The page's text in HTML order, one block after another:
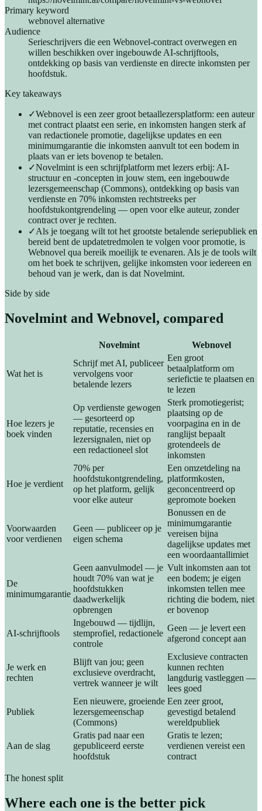
Primary keyword
webnovel alternative
Audience
Serieschrijvers die een Webnovel-contract overwegen en
willen beschikken over ingebouwde AI-schrijftools,
ontdekking op basis van verdienste en directe inkomsten per
hoofdstuk.
Key takeaways
✓Webnovel is een zeer groot betaallezersplatform: een auteur
met contract plaatst een serie, en inkomsten hangen sterk af
van redactionele promotie, dagelijkse updates en een
minimumgarantie die inkomsten aanvult tot een bodem in
plaats van er iets bovenop te betalen.
✓Novelmint is een schrijfplatform met lezers erbij: AI-
structuur en -concepten in jouw stem, een ingebouwde
lezersgemeenschap (Commons), ontdekking op basis van
verdienste en 70% inkomsten rechtstreeks per
hoofdstukontgrendeling — open voor elke auteur, zonder
contract over je rechten.
✓Als je toegang wilt tot het grootste betalende seriepubliek en
bereid bent de updatetredmolen te volgen voor promotie, is
Webnovel qua bereik moeilijk te evenaren. Als je de tools wilt
om het boek te schrijven, gelijke inkomsten voor iedereen en
behoud van je werk, dan is dat Novelmint.
Side by side
Novelmint and Webnovel, compared
Novelmint Webnovel
Wat het is
Schrijf met AI, publiceer
vervolgens voor
betalende lezers
Een groot
betaalplatform om
seriefictie te plaatsen en
te lezen
Hoe lezers je
boek vinden
Op verdienste gewogen
— gesorteerd op
reputatie, recensies en
lezersignalen, niet op
een redactioneel slot
Sterk promotiegerist;
plaatsing op de
voorpagina en in de
ranglijst bepaalt
grotendeels de
inkomsten
Hoe je verdient
70% per
hoofdstukontgrendeling,
op het platform, gelijk
voor elke auteur
Een omzetdeling na
platformkosten,
geconcentreerd op
gepromote boeken
Voorwaarden
voor verdienen
Geen — publiceer op je
eigen schema
Bonussen en de
minimumgarantie
vereisen bijna
dagelijkse updates met
een woordaantallimiet
De
minimumgarantie
Geen aanvulmodel — je
houdt 70% van wat je
hoofdstukken
daadwerkelijk
opbrengen
Vult inkomsten aan tot
een bodem; je eigen
inkomsten tellen mee
richting die bodem, niet
er bovenop
AI-schrijftools
Ingebouwd — tijdlijn,
stemprofiel, redactionele
controle
Geen — je levert een
afgerond concept aan
Je werk en
rechten
Blijft van jou; geen
exclusieve overdracht,
vertrek wanneer je wilt
Exclusieve contracten
kunnen rechten
langdurig vastleggen —
lees goed
Publiek
Een nieuwere, groeiende
lezersgemeenschap
(Commons)
Een zeer groot,
gevestigd betalend
wereldpubliek
Aan de slag
Gratis pad naar een
gepubliceerd eerste
hoofdstuk
Gratis te lezen;
verdienen vereist een
contract
The honest split
Where each one is the better pick